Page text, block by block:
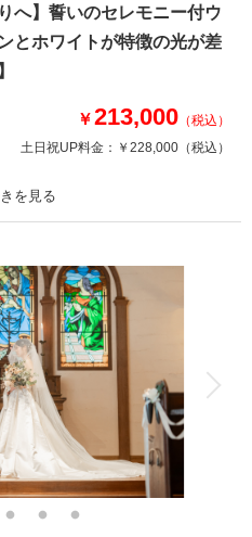
内、風情ある回廊、青空と緑が織りな
衣装ランク追加料金なしで最新の和装
撮影日の空き
を確認する
へ】誓いのセレモニー付ウ
とホワイトが特徴の光が差
￥213,000 （税込）
土日祝UP料金： ￥228,000 （税込）
装1着
メイク
カット
会食
装レンタル ペットと撮影
むもの
装ランクアップ料金なし 洋装小物
多数
ットも撮れます！ □撮影カット：約